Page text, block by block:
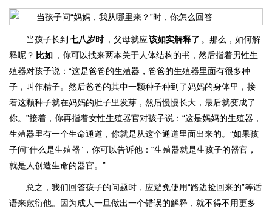
当孩子长到 七八岁时 ，父母就应该如实解释了 。那么，如何解
释呢？ 比如 ，你可以找来两本关于人体结构的书，然后指着男性生
殖器对孩子说：“这是爸爸的生殖器，爸爸的生殖器里面有很多种
子，叫作精子。然后爸爸的其中一颗种子种到了妈妈的身体里，接
着这颗种子就在妈妈的肚子里发芽，然后慢慢长大，最后就变成了
你。”接着，你再指着女性生殖器官对孩子说：“这是妈妈的生殖器，
生殖器里有一个生命通道，你就是从这个通道里面出来的。”如果孩
子问“什么是生殖器”，你可以告诉他：“生殖器就是生孩子的器官，
就是人创造生命的器官。”
总之，我们回答孩子的问题时，应避免使用“路边捡回来的”等话
语来敷衍他。因为成人一旦做出一个错误的解释，就不得不用更多